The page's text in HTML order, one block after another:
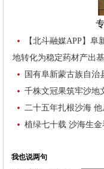
【北斗融媒APP】
地转化为稳定药材产出
国有阜新蒙古族自治
千株文冠果筑牢沙地
二十五年扎根沙海
植绿七十载 沙海生
我也说两句